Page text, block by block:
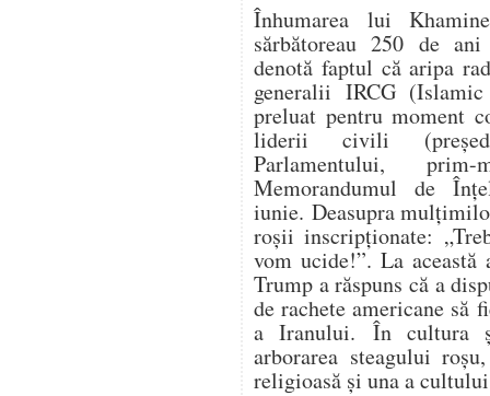
Înhumarea lui
sărbătoreau 250 de
denotă faptul că aripa
generalii IRCG
preluat pentru moment
liderii civili
Parlamentului,
Memorandumul de
iunie. Deasupra
roșii inscripționate:
vom ucide!”. La această
Trump a răspuns că a
de rachete americane să
a Iranului. În cultura
arborarea steagului
religioasă și una a